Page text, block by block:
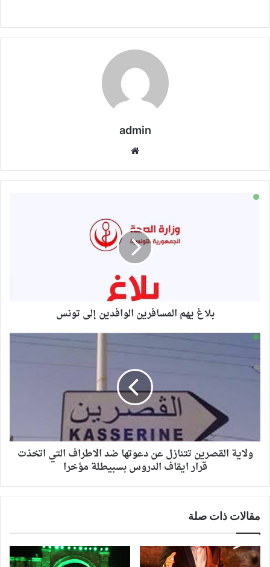
admin
بلاغ يهم المسافرين الوافدين إلى تونس
ولاية القصرين تتنازل عن دعوتها ضد الاطراف التي اتخذت
قرار ايقاف الدروس بسبيطلة مؤخرا
مقالات ذات صلة